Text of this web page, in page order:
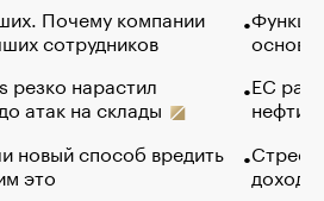
Почему компании
сотрудников
резко нарастил
атак на склады
новый способ вредить
это
основ
ЕС
нефти